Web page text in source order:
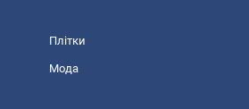
Плітки
Мода